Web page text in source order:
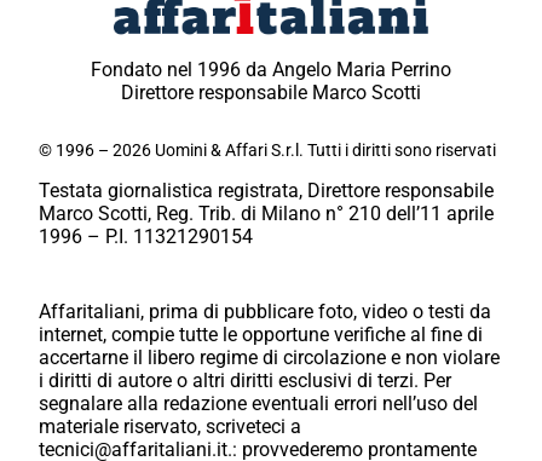
Fondato nel 1996 da Angelo Maria Perrino
Direttore responsabile Marco Scotti
© 1996 – 2026 Uomini & Affari S.r.l. Tutti i diritti sono riservati
Testata giornalistica registrata, Direttore responsabile
Marco Scotti, Reg. Trib. di Milano n° 210 dell’11 aprile
1996 – P.I. 11321290154
Affaritaliani, prima di pubblicare foto, video o testi da
internet, compie tutte le opportune verifiche al fine di
accertarne il libero regime di circolazione e non violare
i diritti di autore o altri diritti esclusivi di terzi. Per
segnalare alla redazione eventuali errori nell’uso del
materiale riservato, scriveteci a
tecnici@affaritaliani.it.: provvederemo prontamente